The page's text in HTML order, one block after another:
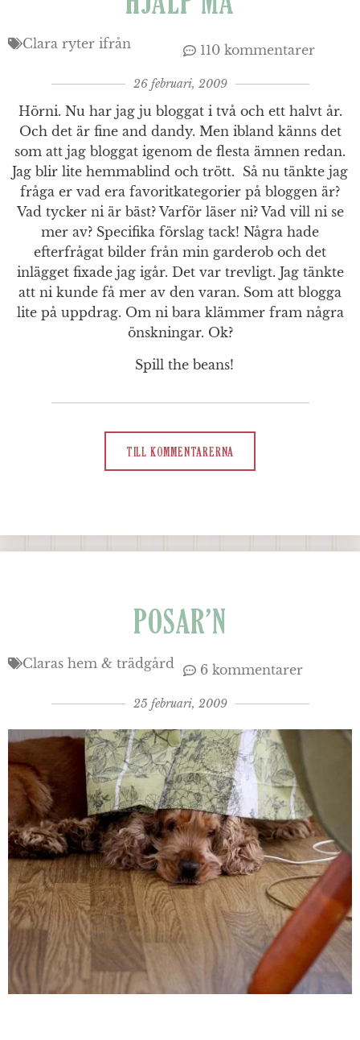
Clara ryter ifrån 110 kommentarer
26 februari, 2009
Hörni. Nu har jag ju bloggat i två och ett halvt år.
Och det är fine and dandy. Men ibland känns det
som att jag bloggat igenom de flesta ämnen redan.
Jag blir lite hemmablind och trött. Så nu tänkte jag
fråga er vad era favoritkategorier på bloggen är?
Vad tycker ni är bäst? Varför läser ni? Vad vill ni se
mer av? Specifika förslag tack! Några hade
efterfrågat bilder från min garderob och det
inlägget fixade jag igår. Det var trevligt. Jag tänkte
att ni kunde få mer av den varan. Som att blogga
lite på uppdrag. Om ni bara klämmer fram några
önskningar. Ok?
Spill the beans!
TILL KOMMENTARERNA
POSAR’N
Claras hem & trädgård 6 kommentarer
25 februari, 2009